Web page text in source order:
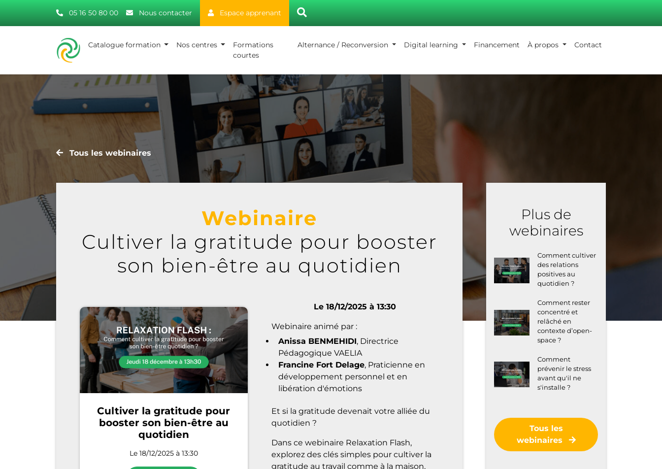
05 16 50 80 00 Nous contacter Espace apprenant
Catalogue formation Nos centres
Formations
courtes
Alternance / Reconversion Digital learning Financement À propos Contact
Tous les webinaires
Webinaire
Cultiver la gratitude pour booster
son bien-être au quotidien
Cultiver la gratitude pour
booster son bien-être au
quotidien
Le 18/12/2025 à 13:30
Le 18/12/2025 à 13:30
Webinaire animé par :
Anissa BENMEHIDI, Directrice
Pédagogique VAELIA
Francine Fort Delage, Praticienne en
développement personnel et en
libération d'émotions
Et si la gratitude devenait votre alliée du
quotidien ?
Dans ce webinaire Relaxation Flash,
explorez des clés simples pour cultiver la
gratitude au travail comme à la maison,
Plus de
webinaires
Comment cultiver
des relations
positives au
quotidien ?
Comment rester
concentré et
relâché en
contexte d’open-
space ?
Comment
prévenir le stress
avant qu'il ne
s'installe ?
Tous les
webinaires